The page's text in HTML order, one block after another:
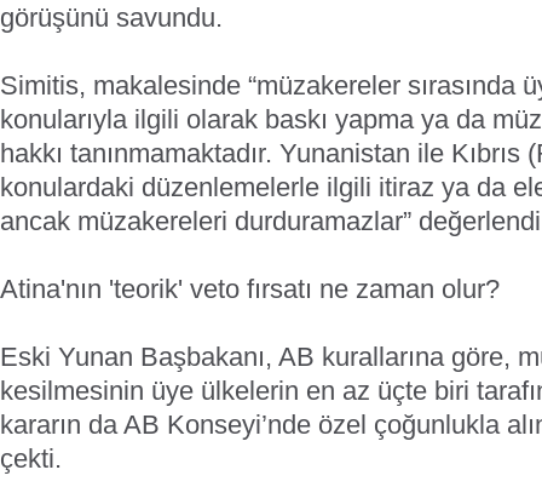
görüşünü savundu.
Simitis, makalesinde “müzakereler sırasında
konularıyla ilgili olarak baskı yapma ya da
hakkı tanınmamaktadır. Yunanistan ile Kıbrıs
konulardaki düzenlemelerle ilgili itiraz ya da
ancak müzakereleri durduramazlar”
Atina'nın 'teorik' veto fırsatı ne zaman olur?
Eski Yunan Başbakanı, AB kurallarına göre,
kesilmesinin üye ülkelerin en az üçte biri
kararın da AB Konseyi’nde özel çoğunlukla
çekti.